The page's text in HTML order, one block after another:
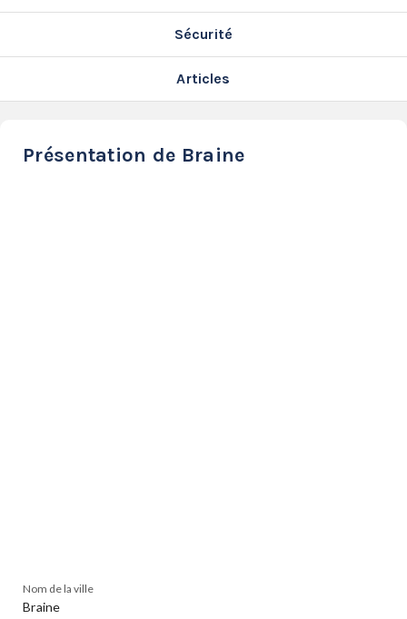
Sécurité
Articles
Présentation de Braine
Nom de la ville
Braine